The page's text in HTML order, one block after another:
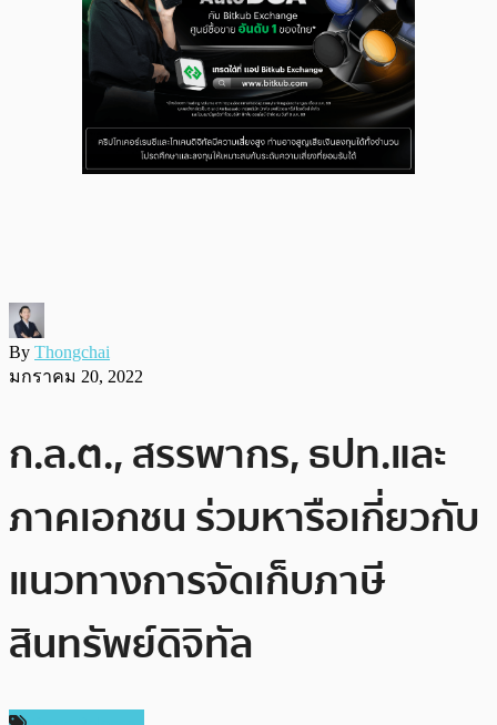
By Thongchai
มกราคม 20, 2022
ก.ล.ต., สรรพากร, ธปท.และ
ภาคเอกชน ร่วมหารือเกี่ยวกับ
แนวทางการจัดเก็บภาษี
สินทรัพย์ดิจิทัล